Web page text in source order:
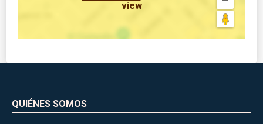
view
QUIÉNES SOMOS